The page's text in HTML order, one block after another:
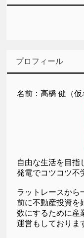
プロフィール
名前：高橋 健（仮
自由な生活を目指
発電でコツコツ不
ラットレースから
前に不動産投資を
数にするために産
運営もしておりま